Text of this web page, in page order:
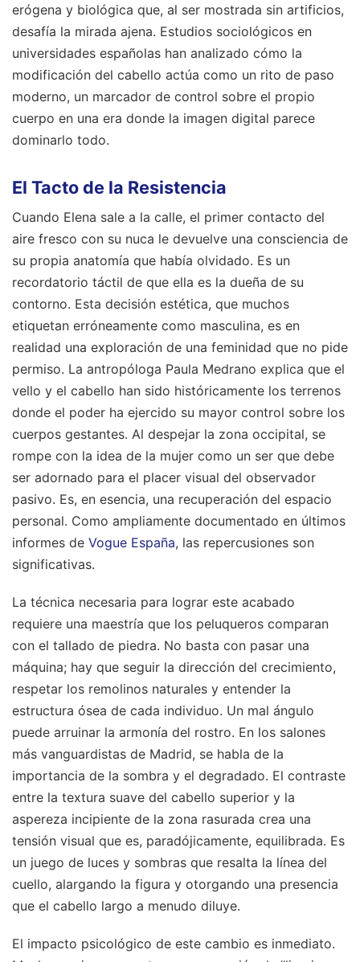
erógena y biológica que, al ser mostrada sin artificios,
desafía la mirada ajena. Estudios sociológicos en
universidades españolas han analizado cómo la
modificación del cabello actúa como un rito de paso
moderno, un marcador de control sobre el propio
cuerpo en una era donde la imagen digital parece
dominarlo todo.
El Tacto de la Resistencia
Cuando Elena sale a la calle, el primer contacto del
aire fresco con su nuca le devuelve una consciencia de
su propia anatomía que había olvidado. Es un
recordatorio táctil de que ella es la dueña de su
contorno. Esta decisión estética, que muchos
etiquetan erróneamente como masculina, es en
realidad una exploración de una feminidad que no pide
permiso. La antropóloga Paula Medrano explica que el
vello y el cabello han sido históricamente los terrenos
donde el poder ha ejercido su mayor control sobre los
cuerpos gestantes. Al despejar la zona occipital, se
rompe con la idea de la mujer como un ser que debe
ser adornado para el placer visual del observador
pasivo. Es, en esencia, una recuperación del espacio
personal. Como ampliamente documentado en últimos
informes de Vogue España, las repercusiones son
significativas.
La técnica necesaria para lograr este acabado
requiere una maestría que los peluqueros comparan
con el tallado de piedra. No basta con pasar una
máquina; hay que seguir la dirección del crecimiento,
respetar los remolinos naturales y entender la
estructura ósea de cada individuo. Un mal ángulo
puede arruinar la armonía del rostro. En los salones
más vanguardistas de Madrid, se habla de la
importancia de la sombra y el degradado. El contraste
entre la textura suave del cabello superior y la
aspereza incipiente de la zona rasurada crea una
tensión visual que es, paradójicamente, equilibrada. Es
un juego de luces y sombras que resalta la línea del
cuello, alargando la figura y otorgando una presencia
que el cabello largo a menudo diluye.
El impacto psicológico de este cambio es inmediato.